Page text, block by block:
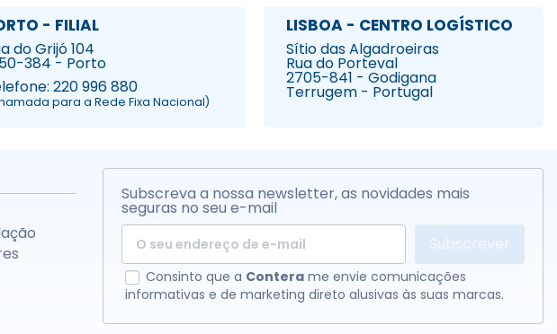
- FILIAL
do Grijó 104
384 - Porto
220 996 880
para a Rede Fixa Nacional)
LISBOA - CENTRO LOGÍSTICO
Sítio das Algadroeiras
Rua do Porteval
2705-841 - Godigana
Terrugem - Portugal
Subscreva a nossa newsletter, as novidades mais
seguras no seu e-mail
Subscrever
Consinto que a Contera me envie comunicações
informativas e de marketing direto alusivas às suas marcas.